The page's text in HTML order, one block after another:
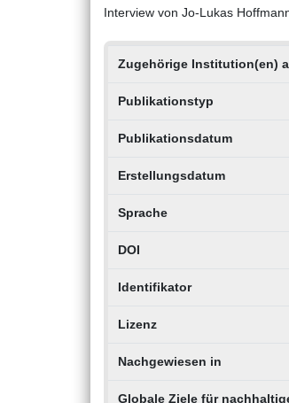
Interview von Jo-Lukas
Zugehörige Institution(en)
Publikationstyp
Publikationsdatum
Erstellungsdatum
Sprache
DOI
Identifikator
Lizenz
Nachgewiesen in
Globale Ziele für